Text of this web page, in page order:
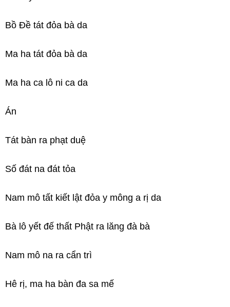
Bồ Đề tát đỏa bà da
Ma ha tát đỏa bà da
Ma ha ca lô ni ca da
Án
Tát bàn ra phạt duệ
Số đát na đát tỏa
Nam mô tất kiết lật đỏa y mông a rị da
Bà lô yết đế thất Phật ra lăng đà bà
Nam mô na ra cẩn trì
Hê rị, ma ha bàn đa sa mế